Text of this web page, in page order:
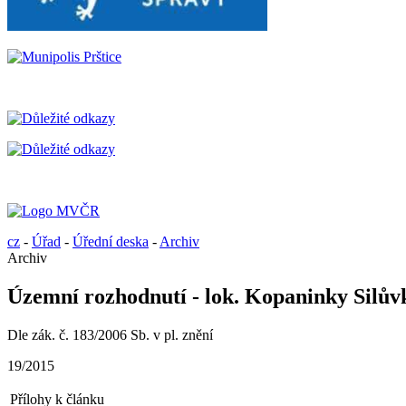
cz - Úřad - Úřední deska - Archiv
Archiv
Územní rozhodnutí - lok. Kopaninky
Dle zák. č. 183/2006 Sb. v pl. znění
19/2015
Přílohy k článku